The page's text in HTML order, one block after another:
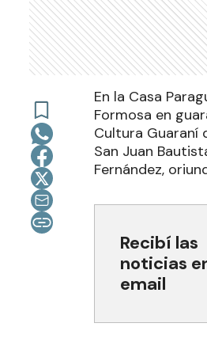
En la Casa
Formosa en
Cultura Guaraní
San Juan
Fernández,
Recibí las
noticias
email